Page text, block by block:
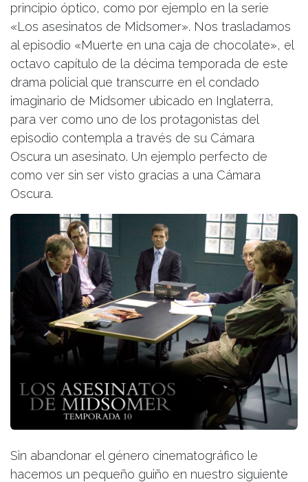
principio óptico, como por ejemplo en la serie
«Los asesinatos de Midsomer». Nos trasladamos
al episodio «Muerte en una caja de chocolate», el
octavo capítulo de la décima temporada de este
drama policial que transcurre en el condado
imaginario de Midsomer ubicado en Inglaterra,
para ver como uno de los protagonistas del
episodio contempla a través de su Cámara
Oscura un asesinato. Un ejemplo perfecto de
como ver sin ser visto gracias a una Cámara
Oscura.
Sin abandonar el género cinematográfico le
hacemos un pequeño guiño en nuestro siguiente